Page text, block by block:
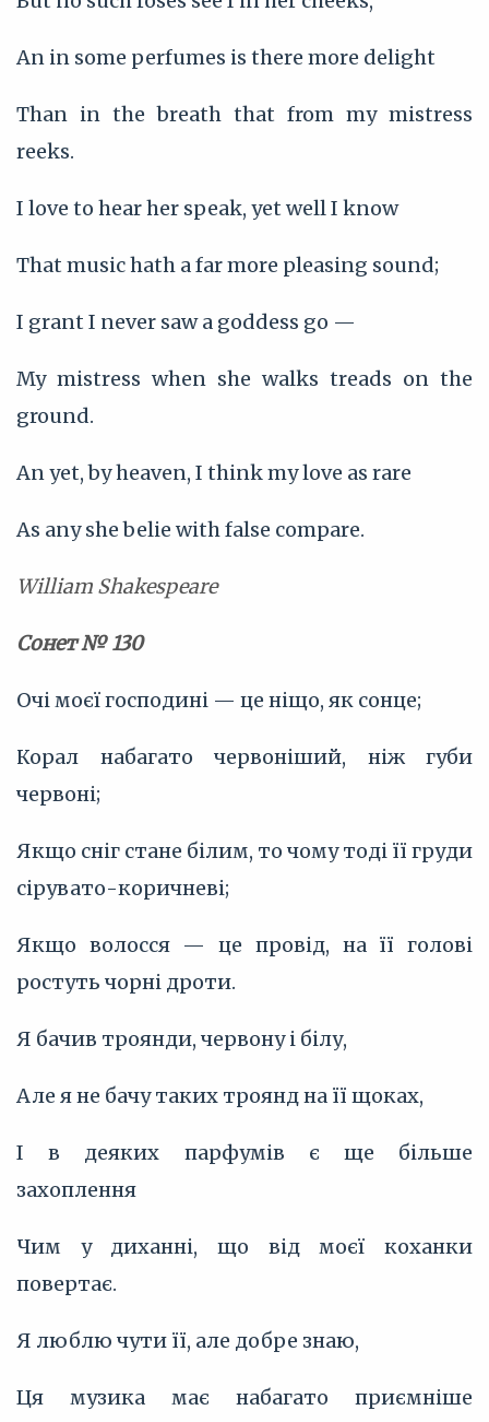
An in some perfumes is there more delight
Than in the breath that from my mistress
reeks.
I love to hear her speak, yet well I know
That music hath a far more pleasing sound;
I grant I never saw a goddess go —
My mistress when she walks treads on the
ground.
An yet, by heaven, I think my love as rare
As any she belie with false compare.
William Shakespeare
Сонет № 130
Очі моєї господині — це ніщо, як сонце;
Корал набагато червоніший, ніж губи
червоні;
Якщо сніг стане білим, то чому тоді її груди
сірувато-коричневі;
Якщо волосся — це провід, на її голові
ростуть чорні дроти.
Я бачив троянди, червону і білу,
Але я не бачу таких троянд на її щоках,
І в деяких парфумів є ще більше
захоплення
Чим у диханні, що від моєї коханки
повертає.
Я люблю чути її, але добре знаю,
Ця музика має набагато приємніше